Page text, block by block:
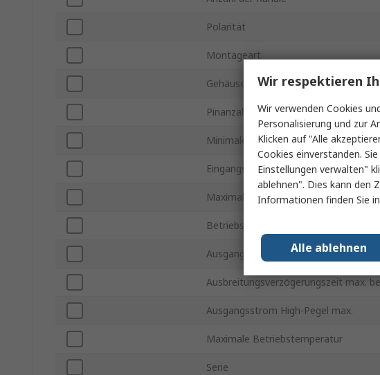
Polarität
Montageart
Gehäusegröße
Pinanzahl
Minimale Versorgungsspannung
Eingangspegel
Maximale Versorgungsspannung
Betriebstemperatur min.
Ausgangspegel
Ausbreitungsverzögerungszeit max.
Ausgangsstrom High-Pegel max.
Maximale Betriebstemperatur
Serie
Wir respektieren
Wir verwenden Cookies
Personalisierung und zur
Klicken auf "Alle
Cookies einverstanden.
Einstellungen verwalten"
ablehnen". Dies kann den
Informationen finden Sie
Alle ablehnen